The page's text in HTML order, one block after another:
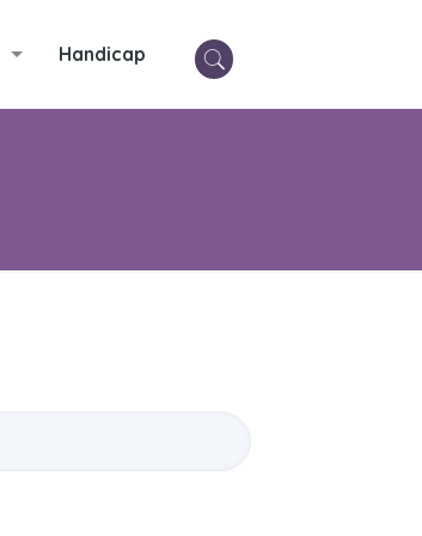
Handicap